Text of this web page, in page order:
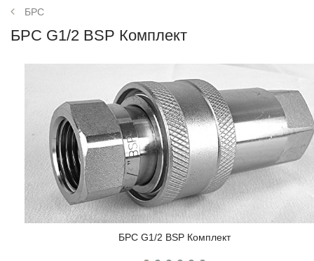
БРС
БРС G1/2 BSP Комплект
БРС G1/2 BSP Комплект